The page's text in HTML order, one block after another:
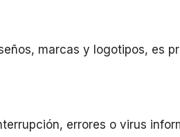
marcas y logotipos, es
errores o virus